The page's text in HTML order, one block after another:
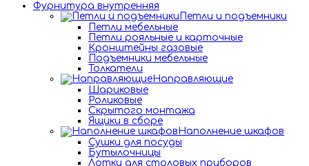
Фурнитура внутренняя
Петли и подъемники
Петли мебельные
Петли рояльные и карточные
Кронштейны газовые
Подъемники мебельные
Толкатели
Направляющие
Шариковые
Роликовые
Скрытого монтажа
Ящики в сборе
Наполнение шкафов
Сушки для посуды
Бутылочницы
Лотки для столовых приборов